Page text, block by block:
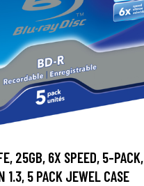
25GB, 6X SPEED, 5-PACK,
1.3, 5 PACK JEWEL CASE